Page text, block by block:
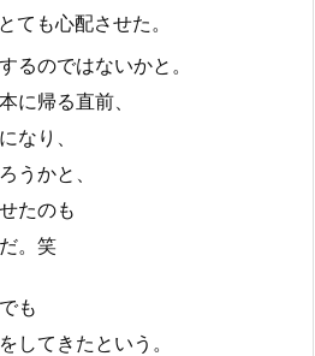
ても心配させた。
るのではないかと。
に帰る直前、
なり、
うかと、
たのも
。笑
も
してきたという。